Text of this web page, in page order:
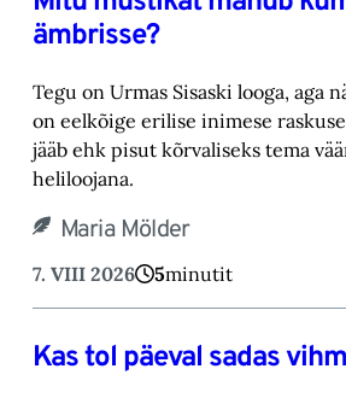
ämbrisse?
Tegu on Urmas Sisaski looga, aga
on eelkõige erilise inimese
jääb ehk pisut kõrvaliseks tema
heliloojana.‎
Maria Mölder
7. VIII 2026 5minutit
Kas tol päeval sadas